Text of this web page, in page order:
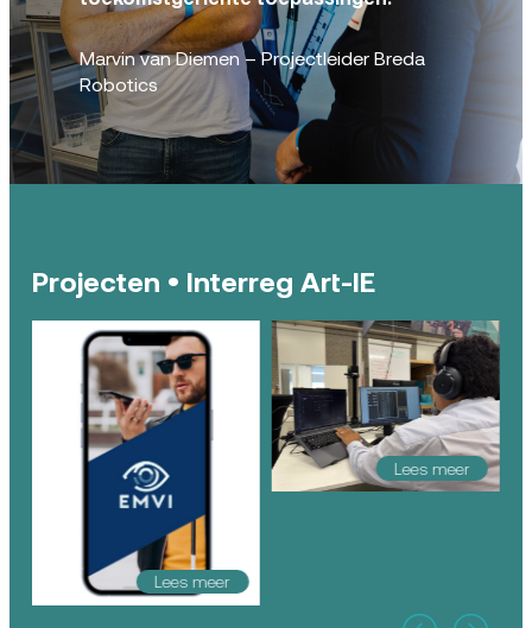
Marvin van Diemen – Projectleider Breda
Robotics
Projecten • Interreg Art-IE
Lees meer
Lees meer